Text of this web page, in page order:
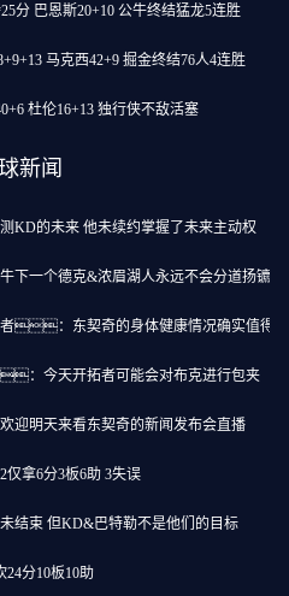
分 巴恩斯20+10 公牛终结猛龙5连胜
马克西42+9 掘金终结76人4连胜
杜伦16+13 独行侠不敌活塞
新闻
的未来 他未续约掌握了未来主动权
一个德克&浓眉湖人永远不会分道扬镳
：东契奇的身体健康情况确实值得
今天开拓者可能会对布克进行包夹
明天来看东契奇的新闻发布会直播
拿6分3板6助 3失误
结束 但KD&巴特勒不是他们的目标
分10板10助